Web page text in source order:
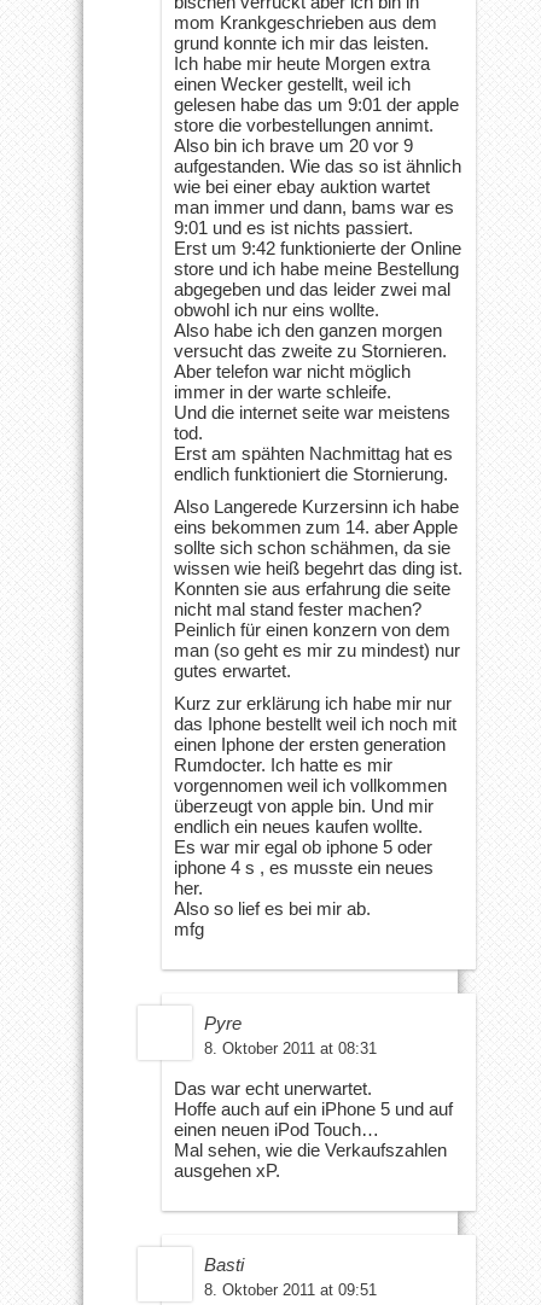
mom Krankgeschrieben aus dem
grund konnte ich mir das leisten.
Ich habe mir heute Morgen extra
einen Wecker gestellt, weil ich
gelesen habe das um 9:01 der apple
store die vorbestellungen annimt.
Also bin ich brave um 20 vor 9
aufgestanden. Wie das so ist ähnlich
wie bei einer ebay auktion wartet
man immer und dann, bams war es
9:01 und es ist nichts passiert.
Erst um 9:42 funktionierte der Online
store und ich habe meine Bestellung
abgegeben und das leider zwei mal
obwohl ich nur eins wollte.
Also habe ich den ganzen morgen
versucht das zweite zu Stornieren.
Aber telefon war nicht möglich
immer in der warte schleife.
Und die internet seite war meistens
tod.
Erst am spähten Nachmittag hat es
endlich funktioniert die Stornierung.
Also Langerede Kurzersinn ich habe
eins bekommen zum 14. aber Apple
sollte sich schon schähmen, da sie
wissen wie heiß begehrt das ding ist.
Konnten sie aus erfahrung die seite
nicht mal stand fester machen?
Peinlich für einen konzern von dem
man (so geht es mir zu mindest) nur
gutes erwartet.
Kurz zur erklärung ich habe mir nur
das Iphone bestellt weil ich noch mit
einen Iphone der ersten generation
Rumdocter. Ich hatte es mir
vorgennomen weil ich vollkommen
überzeugt von apple bin. Und mir
endlich ein neues kaufen wollte.
Es war mir egal ob iphone 5 oder
iphone 4 s , es musste ein neues
her.
Also so lief es bei mir ab.
mfg
Pyre
8. Oktober 2011 at 08:31
Das war echt unerwartet.
Hoffe auch auf ein iPhone 5 und auf
einen neuen iPod Touch…
Mal sehen, wie die Verkaufszahlen
ausgehen xP.
Basti
8. Oktober 2011 at 09:51